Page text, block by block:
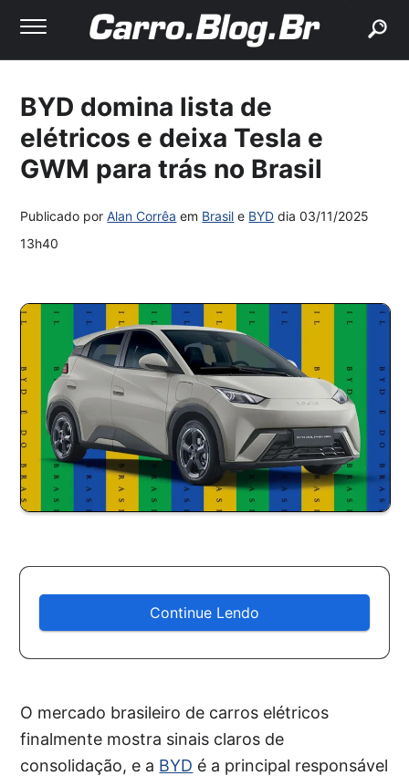
BYD domina lista de
elétricos e deixa Tesla e
GWM para trás no Brasil
Publicado porAlan Corrêa em Brasil e BYD dia03/11/2025
13h40
Continue Lendo
O mercado brasileiro de carros elétricos
finalmente mostra sinais claros de
consolidação, e a BYD é a principal responsável